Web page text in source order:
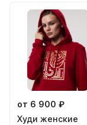
от 6 900 ₽
Худи женские